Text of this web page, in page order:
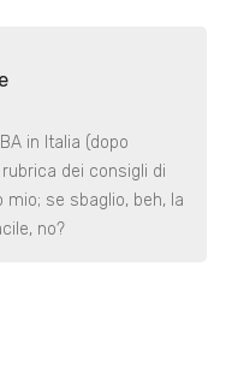
in Italia (dopo
dei consigli di
se sbaglio, beh, la
no?